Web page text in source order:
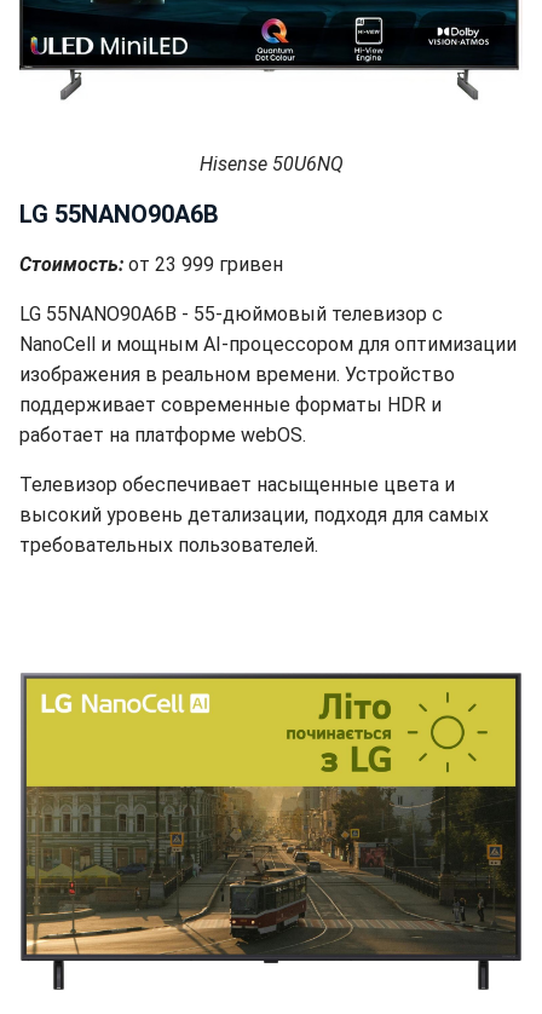
Hisense 50U6NQ
LG 55NANO90A6B
Стоимость: от 23 999 гривен
LG 55NANO90A6B - 55-дюймовый телевизор с
NanoCell и мощным AI-процессором для оптимизации
изображения в реальном времени. Устройство
поддерживает современные форматы HDR и
работает на платформе webOS.
Телевизор обеспечивает насыщенные цвета и
высокий уровень детализации, подходя для самых
требовательных пользователей.